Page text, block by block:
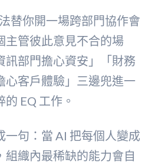
替你開一場跨部門協作會
主管彼此意見不合的場
訊部門擔心資安」「財務
心客戶體驗」三邊兜進一
EQ 工作。
一句：當 AI 把每個人變成
組織內最稀缺的能力會自